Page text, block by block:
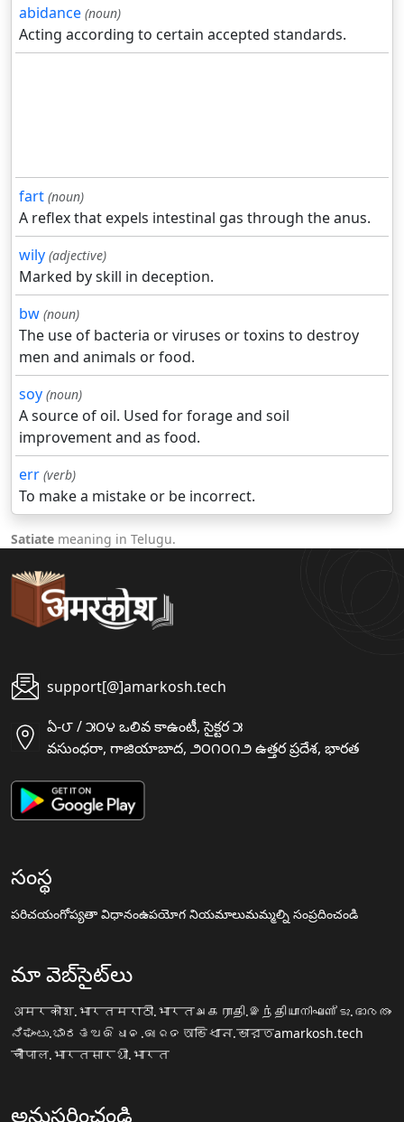
abidance (noun)
Acting according to certain accepted standards.
fart (noun)
A reflex that expels intestinal gas through the anus.
wily (adjective)
Marked by skill in deception.
bw (noun)
The use of bacteria or viruses or toxins to destroy
men and animals or food.
soy (noun)
A source of oil. Used for forage and soil
improvement and as food.
err (verb)
To make a mistake or be incorrect.
Satiate meaning in Telugu.
support[@]amarkosh.tech
ఏ-౮ / ౫౦౪ ఒలివ కాఉంటీ, సైక్టర ౫
వసుంధరా, గాజియాబాద, ౨౦౧౦౧౨ ఉత్తర ప్రదేశ, భారత
సంస్థ
పరిచయంగోప్యతా విధానంఉపయోగ నియమాలుమమ్మల్ని సంప్రదించండి
మా వెబ్‌సైట్‌లు
अमरकोश.भारतमराठी.भारतஅகராதி.இந்தியாനിഘണ്ടു.ഭാരതം
ನಿಘಂಟು.ಭಾರತ ଅଭିଧାନ.ଭାରତ অভিধান.ভারতamarkosh.tech
चौपाल.भारतसारथी.भारत
అనుసరించండి